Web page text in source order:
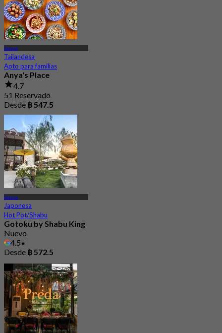
Salaya
Tailandesa
Apto para familias
Anya's Place
4.7
51 Reservado
Desde ฿ 547.5
Salaya
Japonesa
Hot Pot/Shabu
Gotoku by Shabu King
Nuevo
4.5
Desde ฿ 572.5